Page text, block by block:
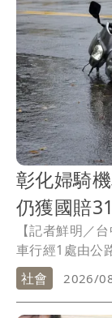
彰化婦騎
仍獲國賠
【記者鮮明／
車行經1處由公
倒出現腦出血、
國賠323萬元。
駕駛也有過失
社會 2026/